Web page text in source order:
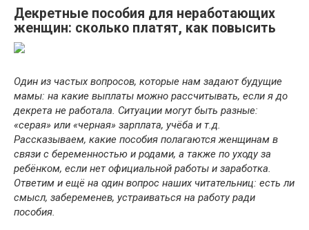
Декретные пособия для неработающих
женщин: сколько платят, как повысить
Один из частых вопросов, которые нам задают будущие
мамы: на какие выплаты можно рассчитывать, если я до
декрета не работала. Ситуации могут быть разные:
«серая» или «черная» зарплата, учёба и т.д.
Рассказываем, какие пособия полагаются женщинам в
связи с беременностью и родами, а также по уходу за
ребёнком, если нет официальной работы и заработка.
Ответим и ещё на один вопрос наших читательниц: есть ли
смысл, забеременев, устраиваться на работу ради
пособия.